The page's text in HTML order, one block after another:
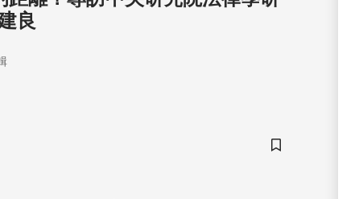
良
儲存書籤